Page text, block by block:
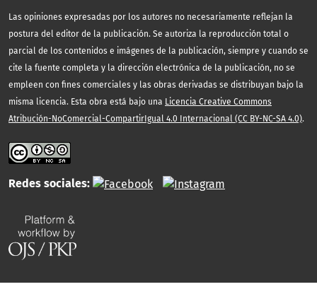
Las opiniones expresadas por los autores no necesariamente reflejan la
postura del editor de la publicación. Se autoriza la reproducción total o
parcial de los contenidos e imágenes de la publicación, siempre y cuando se
cite la fuente completa y la dirección electrónica de la publicación, no se
empleen con fines comerciales y las obras derivadas se distribuyan bajo la
misma licencia. Esta obra está bajo una Licencia Creative Commons
Atribución-NoComercial-CompartirIgual 4.0 Internacional (CC BY-NC-SA 4.0).
Redes sociales: